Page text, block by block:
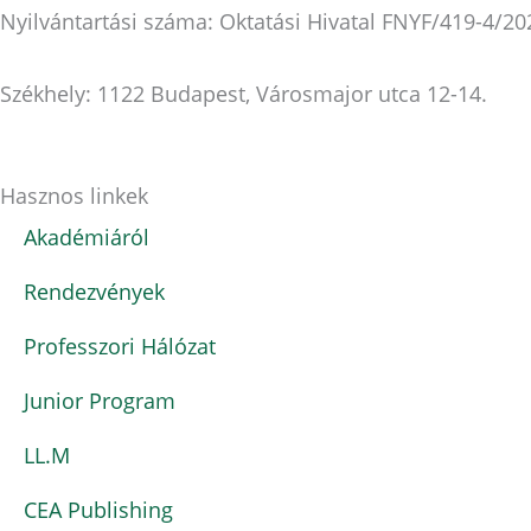
Nyilvántartási száma: Oktatási Hivatal FNYF/419-4/
Székhely: 1122 Budapest, Városmajor utca 12-14.
Hasznos linkek
Akadémiáról
Rendezvények
Professzori Hálózat
Junior Program
LL.M
CEA Publishing